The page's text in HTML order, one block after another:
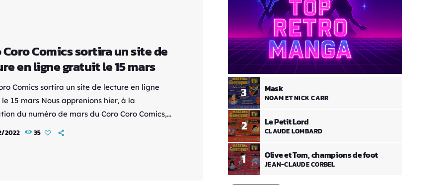
Coro Comics sortira un site de
en ligne gratuit le 15 mars
Comics sortira un site de lecture en ligne
15 mars Nous apprenions hier, à la
du numéro de mars du Coro Coro Comics,
allait accueillir un nouveau système
2022 35
1 Olive et Tom, champions de foot
JEAN-CLAUDE CORBEL
2 Le Petit Lord
CLAUDE LOMBARD
3 Mask
NOAM ET NICK CARR